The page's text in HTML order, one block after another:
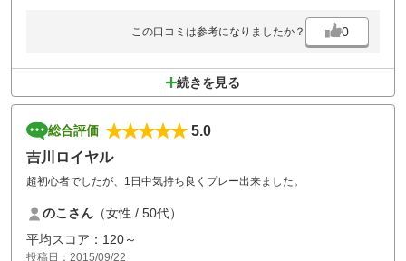
この口コミは参考になりましたか？ 0
続きを見る
総合評価
5.0
吉川ロイヤル
超初心者でしたが、1日中気持ち良くプレー出来ました。
のこさん （女性 / 50代）
平均スコア：120～
投稿日：2015/09/22